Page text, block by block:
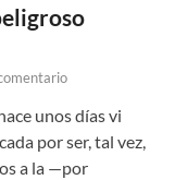
unos días vi
por ser, tal vez,
a la —por